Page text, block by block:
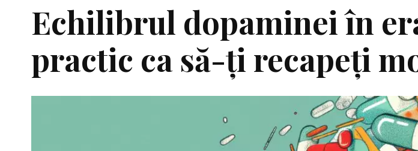
Echilibrul dopaminei în
practic ca să-ți recapeți